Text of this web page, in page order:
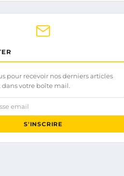
pour recevoir nos derniers articles
votre boîte mail.
email
S'INSCRIRE